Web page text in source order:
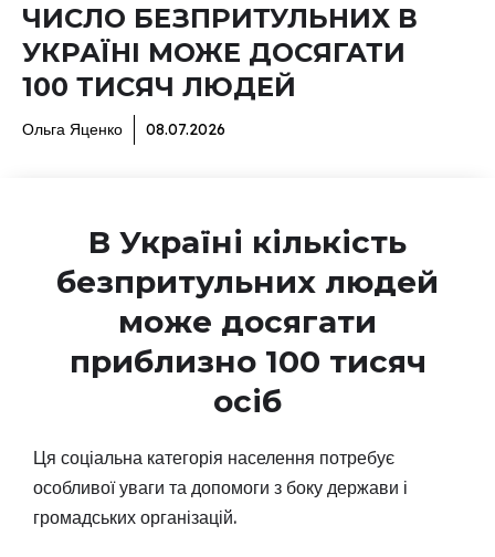
ЧИСЛО БЕЗПРИТУЛЬНИХ В
УКРАЇНІ МОЖЕ ДОСЯГАТИ
100 ТИСЯЧ ЛЮДЕЙ
Ольга Яценко 08.07.2026
В Україні кількість
безпритульних людей
може досягати
приблизно 100 тисяч
осіб
Ця соціальна категорія населення потребує
особливої уваги та допомоги з боку держави і
громадських організацій.